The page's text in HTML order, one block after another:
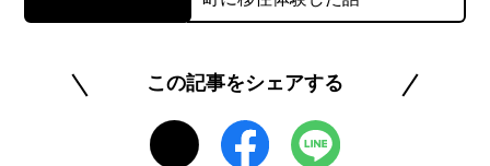
この記事をシェアする